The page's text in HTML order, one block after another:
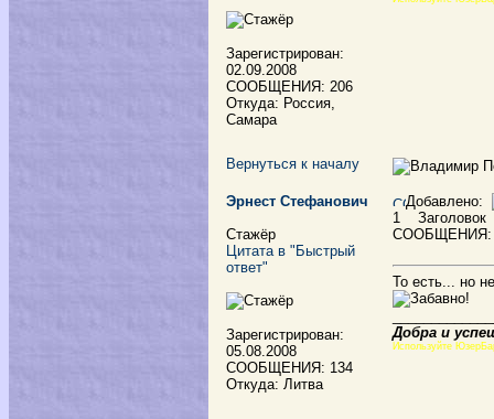
Зарегистрирован:
02.09.2008
СООБЩЕНИЯ: 206
Откуда: Россия,
Самара
Вернуться к началу
Эрнест Стефанович
Стажёр
Цитата в "Быстрый
ответ"
Зарегистрирован:
05.08.2008
СООБЩЕНИЯ: 134
Откуда: Литва
Добавлено:
1
Заголовок
СООБЩЕНИЯ:
То есть... но
Добра и
Используйте